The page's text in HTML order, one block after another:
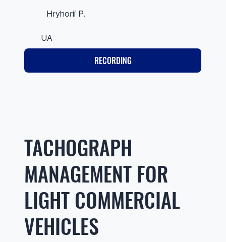
Hryhorii P.
UA
RECORDING
TACHOGRAPH
MANAGEMENT FOR
LIGHT COMMERCIAL
VEHICLES